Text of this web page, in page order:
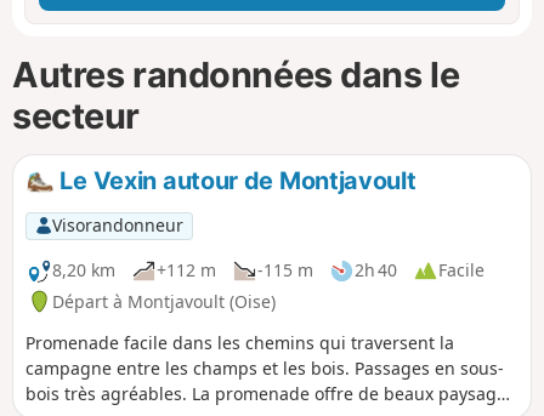
Autres randonnées dans le
secteur
Le Vexin autour de Montjavoult
Visorandonneur
8,20 km
+112 m -115 m 2h 40
Facile
Départ à Montjavoult (Oise)
Promenade facile dans les chemins qui traversent la
campagne entre les champs et les bois. Passages en sous-
bois très agréables. La promenade offre de beaux paysages